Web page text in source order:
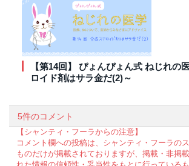
【第14回】 ぴょんぴょん式 ねじれの
ロイド剤はサラ金だ(2)～
5件のコメント
【シャンティ・フーラからの注意】
コメント欄への投稿は、シャンティ・フーラの
ものだけが掲載されておりますが、掲載・非掲